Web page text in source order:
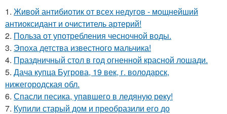
1. Живой антибиотик от всех недугов - мощнейший
антиоксидант и очиститель артерий!
2. Польза от употребления чесночной воды.
3. Эпоха детства известного мальчика!
4. Праздничный стол в год огненной красной лошади.
5. Дача купца Бугрова, 19 век, г. володарск,
нижегородская обл.
6. Спасли песика, упaвшего в ледяную рeку!
7. Купили старый дом и преобразили его до